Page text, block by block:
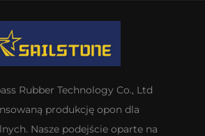
Rubber Technology Co., Ltd
produkcję opon dla
Nasze podejście oparte na